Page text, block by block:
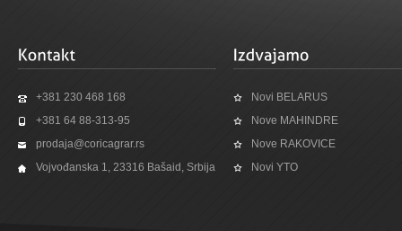
+381 230 468 168
+381 64 88-313-95
prodaja@coricagrar.rs
Vojvođanska 1, 23316 Bašaid, Srbija
Novi BELARUS
Nove MAHINDRE
Nove RAKOVICE
Novi YTO